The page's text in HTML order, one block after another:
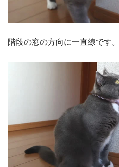
階段の窓の方向に一直線です。